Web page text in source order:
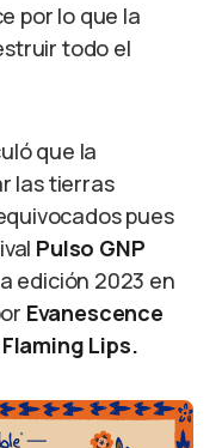
por lo que la
todo el
que la
las tierras
pues
Pulso GNP
edición 2023 en
Evanescence
Lips.